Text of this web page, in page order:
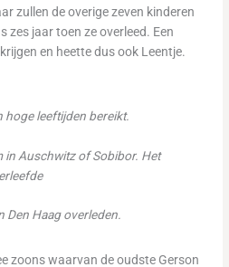
zullen de overige zeven kinderen
zes jaar toen ze overleed. Een
en heette dus ook Leentje.
hoge leeftijden bereikt.
in Auschwitz of Sobibor. Het
overleefde
Den Haag overleden.
zoons waarvan de oudste Gerson